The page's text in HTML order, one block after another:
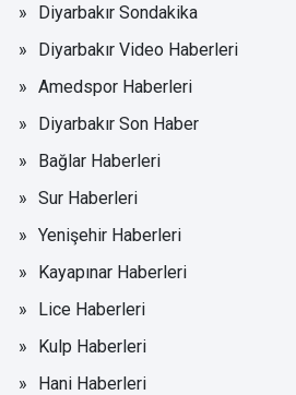
Diyarbakır Sondakika
Diyarbakır Video Haberleri
Amedspor Haberleri
Diyarbakır Son Haber
Bağlar Haberleri
Sur Haberleri
Yenişehir Haberleri
Kayapınar Haberleri
Lice Haberleri
Kulp Haberleri
Hani Haberleri